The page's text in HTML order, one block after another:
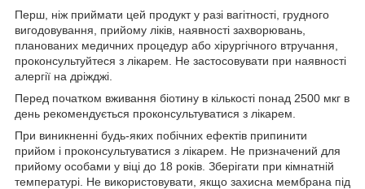
Перш, ніж приймати цей продукт у разі вагітності, грудного
вигодовування, прийому ліків, наявності захворювань,
планованих медичних процедур або хірургічного втручання,
проконсультуйтеся з лікарем. Не застосовувати при наявності
алергії на дріжджі.
Перед початком вживання біотину в кількості понад 2500 мкг в
день рекомендується проконсультуватися з лікарем.
При виникненні будь-яких побічних ефектів припинити
прийом і проконсультуватися з лікарем. Не призначений для
прийому особами у віці до 18 років. Зберігати при кімнатній
температурі. Не використовувати, якщо захисна мембрана під